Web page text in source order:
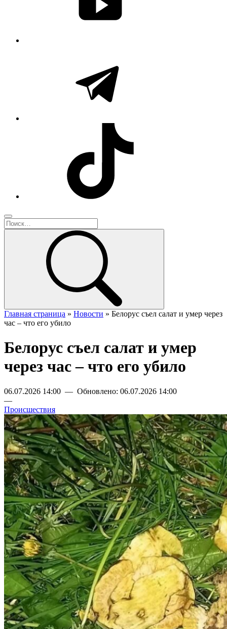
Главная страница » Новости » Белорус съел салат и умер через
час – что его убило
Белорус съел салат и умер
через час – что его убило
06.07.2026 14:00 — Обновлено: 06.07.2026 14:00
—
Происшествия